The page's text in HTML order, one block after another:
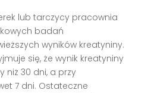
lub tarczycy pracownia
badań
wyników kreatyniny.
się, że wynik kreatyniny
niż 30 dni, a przy
7 dni. Ostateczne